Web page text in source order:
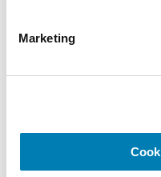
Informationen finden Sie
Datenschutzhinweisen.
Marketing
Verschärfung der Krise
23.03.2020
Coronavirus:
Vorsichtsmaßnahmen